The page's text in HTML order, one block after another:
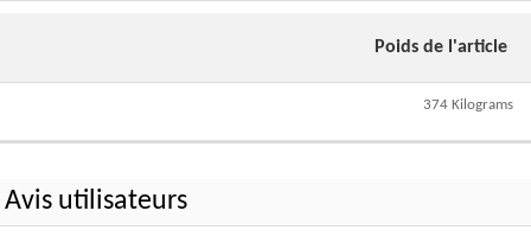
Poids de l'article
374 Kilograms
Avis utilisateurs